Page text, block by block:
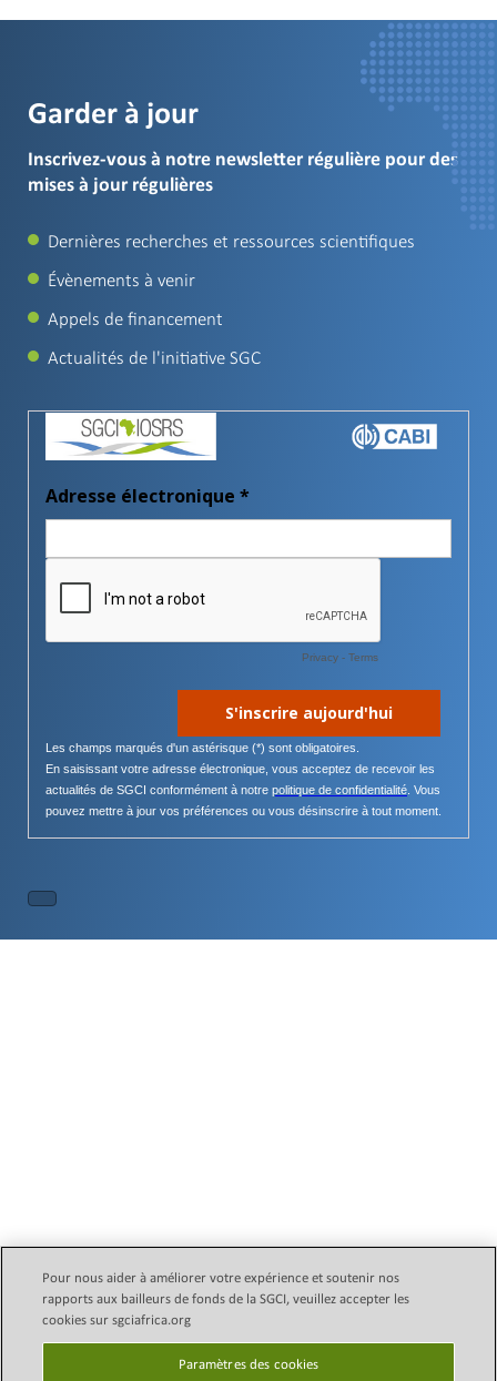
Garder à jour
Inscrivez-vous à notre newsletter régulière pour des
mises à jour régulières
Dernières recherches et ressources scientifiques
Évènements à venir
Appels de financement
Actualités de l'initiative SGC
Copyright © 2024 Initiative des
conseils subventionnaires
Email Legal Policy
politique de confidentialité
Pour nous aider à améliorer votre expérience et soutenir nos
rapports aux bailleurs de fonds de la SGCI, veuillez accepter les
cookies sur sgciafrica.org
Paramètres des cookies